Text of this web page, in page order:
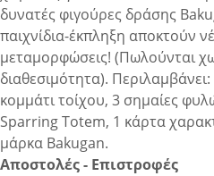
δυνατές φιγούρες δράσης
παιχνίδια-έκπληξη αποκτούν
μεταμορφώσεις! (Πωλούνται
διαθεσιμότητα).
κομμάτι τοίχου, 3 σημαίες
Sparring Totem, 1 κάρτα
μάρκα Bakugan.
Αποστολές - Επιστροφές